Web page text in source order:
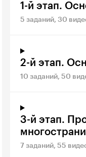
1-й этап.
5 заданий, 30
2-й этап.
10 заданий, 50
3-й этап.
7 заданий, 55